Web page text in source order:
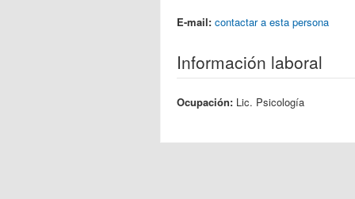
E-mail: contactar a esta persona
Información laboral
Ocupación: Lic. Psicología